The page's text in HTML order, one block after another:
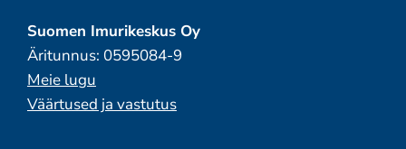
Suomen Imurikeskus Oy
Äritunnus: 0595084-9
Meie lugu
Väärtused ja vastutus